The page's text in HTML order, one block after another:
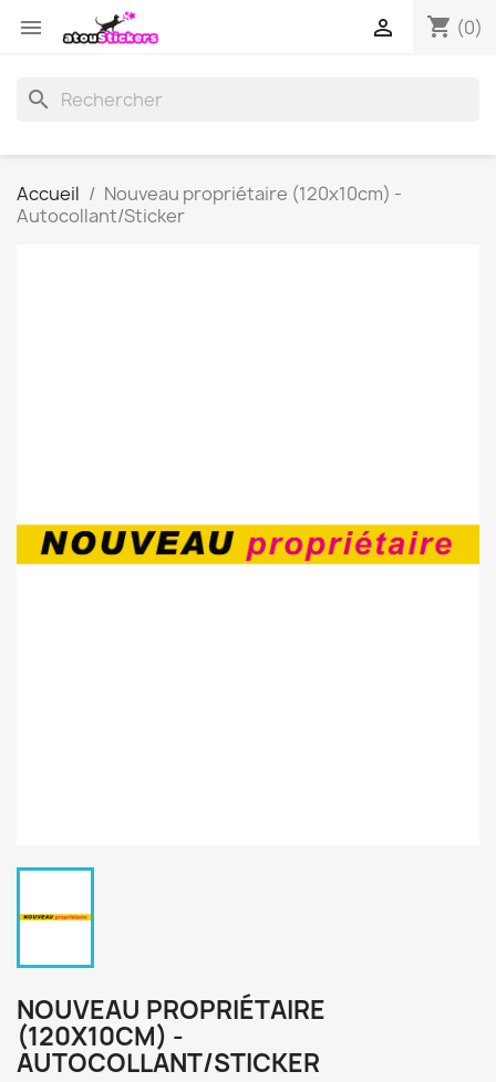
 shopping_cart (0)

search
Accueil
Nouveau propriétaire (120x10cm) -
Autocollant/Sticker
NOUVEAU PROPRIÉTAIRE
(120X10CM) -
AUTOCOLLANT/STICKER